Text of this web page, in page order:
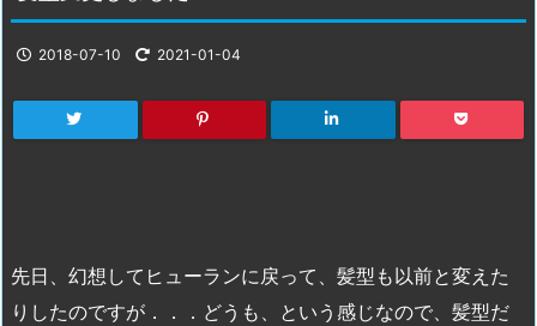
2018-07-10 2021-01-04
先日、幻想してヒューランに戻って、髪型も以前と変えた
りしたのですが．．．どうも、という感じなので、髪型だ